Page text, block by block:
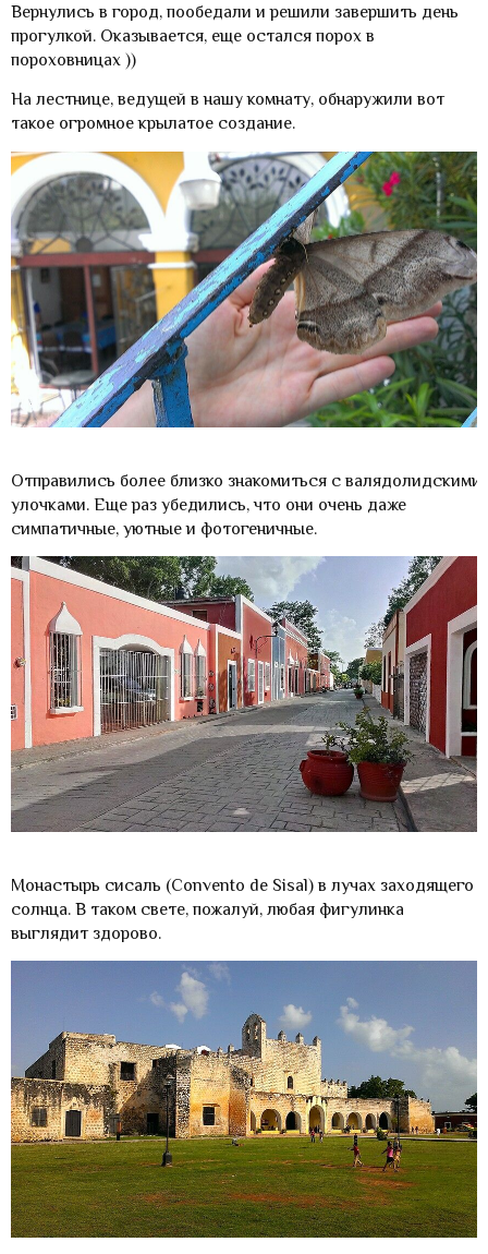
Вернулись в город, пообедали и решили завершить день
прогулкой. Оказывается, еще остался порох в
пороховницах ))
На лестнице, ведущей в нашу комнату, обнаружили вот
такое огромное крылатое создание.
Отправились более близко знакомиться с валядолидскими
улочками. Еще раз убедились, что они очень даже
симпатичные, уютные и фотогеничные.
Монастырь сисаль (Convento de Sisal) в лучах заходящего
солнца. В таком свете, пожалуй, любая фигулинка
выглядит здорово.